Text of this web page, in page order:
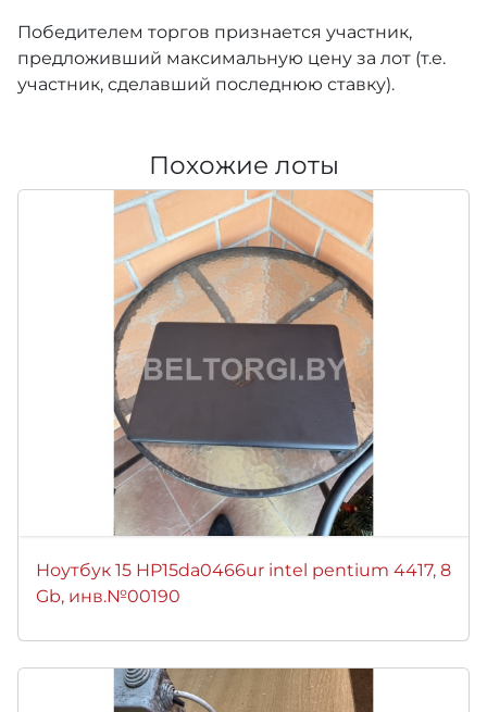
Победителем торгов признается участник,
предложивший максимальную цену за лот (т.е.
участник, сделавший последнюю ставку).
Похожие лоты
Ноутбук 15 HP15da0466ur intel pentium 4417, 8
Gb, инв.№00190